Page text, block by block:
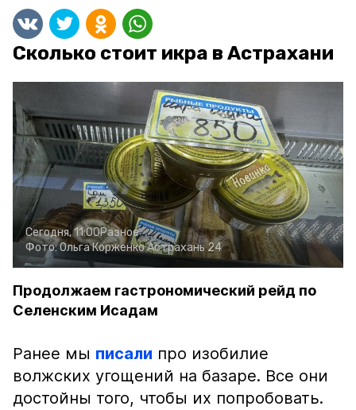
Сколько стоит икра в Астрахани
Сегодня, 11:00Разное
Фото:Ольга КорженкоАстрахань 24
Продолжаем гастрономический рейд по
Селенским Исадам
Ранее мы писали про изобилие
волжских угощений на базаре. Все они
достойны того, чтобы их попробовать.